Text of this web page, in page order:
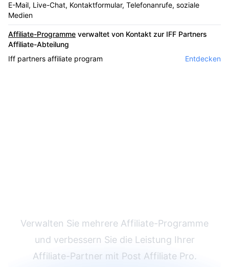
E-Mail, Live-Chat, Kontaktformular, Telefonanrufe, soziale
Medien
Affiliate-Programme verwaltet von Kontakt zur IFF Partners
Affiliate-Abteilung
Iff partners affiliate program
Entdecken
Verwalten Sie mehrere Affiliate-Programme
und verbessern Sie die Leistung Ihrer
Affiliate-Partner mit Post Affiliate Pro.